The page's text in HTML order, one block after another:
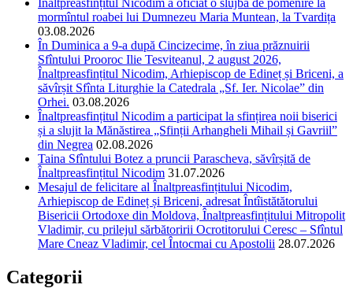
Înaltpreasfințitul Nicodim a oficiat o slujbă de pomenire la
mormîntul roabei lui Dumnezeu Maria Muntean, la Tvardița
03.08.2026
În Duminica a 9-a după Cincizecime, în ziua prăznuirii
Sfîntului Prooroc Ilie Tesviteanul, 2 august 2026,
Înaltpreasfințitul Nicodim, Arhiepiscop de Edineț și Briceni, a
săvîrșit Sfînta Liturghie la Catedrala „Sf. Ier. Nicolae” din
Orhei. 03.08.2026
Înaltpreasfințitul Nicodim a participat la sfințirea noii biserici
și a slujit la Mănăstirea „Sfinții Arhangheli Mihail și Gavriil”
din Negrea 02.08.2026
Taina Sfîntului Botez a pruncii Parascheva, săvîrșită de
Înaltpreasfințitul Nicodim 31.07.2026
Mesajul de felicitare al Înaltpreasfințitului Nicodim,
Arhiepiscop de Edineț și Briceni, adresat Întîistătătorului
Bisericii Ortodoxe din Moldova, Înaltpreasfințitului Mitropolit
Vladimir, cu prilejul sărbătoririi Ocrotitorului Ceresc – Sfîntul
Mare Cneaz Vladimir, cel Întocmai cu Apostolii 28.07.2026
Categorii